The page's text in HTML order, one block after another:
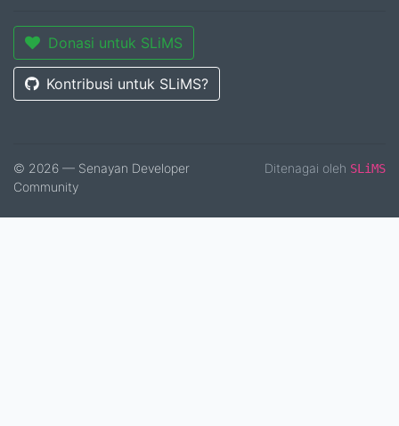
Donasi untuk SLiMS
Kontribusi untuk SLiMS?
© 2026 — Senayan Developer
Community
Ditenagai oleh SLiMS